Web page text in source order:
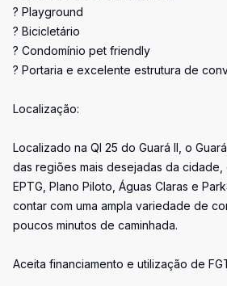
? Playground
? Bicicletário
? Condomínio pet friendly
? Portaria e excelente estrutura de
Localização:
Localizado na QI 25 do Guará II, o
das regiões mais desejadas da cidade,
EPTG, Plano Piloto, Águas Claras e
contar com uma ampla variedade de
poucos minutos de caminhada.
Aceita financiamento e utilização de